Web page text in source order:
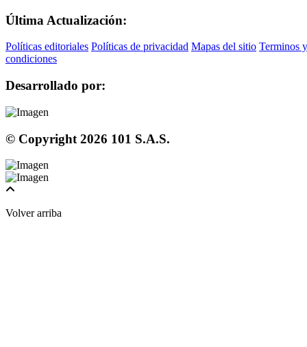
Última Actualización:
Políticas editoriales Políticas de privacidad Mapas del sitio Terminos y
condiciones
Desarrollado por:
© Copyright 2026 101 S.A.S.
Volver arriba